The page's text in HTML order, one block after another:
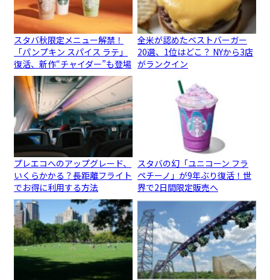
スタバ秋限定メニュー解禁！
「パンプキン スパイス ラテ」
復活、新作“チャイダー”も登場
全米が認めたベストバーガー
20選、1位はどこ？ NYから3店
がランクイン
プレエコへのアップグレード、
いくらかかる？長距離フライト
でお得に利用する方法
スタバの幻「ユニコーン フラ
ペチーノ」が9年ぶり復活！世
界で2日間限定販売へ